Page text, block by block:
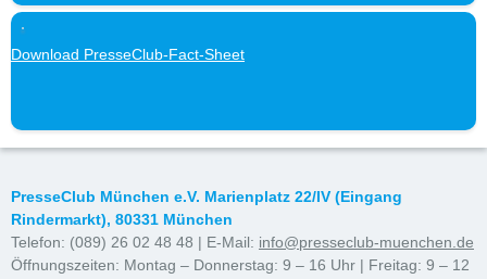
Download PresseClub-Fact-Sheet
PresseClub München e.V. Marienplatz 22/IV (Eingang
Rindermarkt), 80331 München
Telefon: (089) 26 02 48 48 | E-Mail: info@presseclub-muenchen.de
Öffnungszeiten: Montag – Donnerstag: 9 – 16 Uhr | Freitag: 9 – 12